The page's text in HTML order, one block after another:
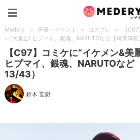
Medery. > 声優・イベント > コスプレ >
【
レ”大集合! ヒプマイ、銀魂、NARUTOなど【写真満載
【C97】コミケに“イケメン&美
ヒプマイ、銀魂、NARUTOなど
13/43）
鈴木 妄想